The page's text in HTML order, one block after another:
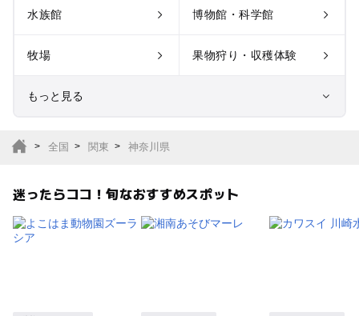
水族館 博物館・科学館
牧場 果物狩り・収穫体験
もっと見る
サファリパーク
植物園・フラワーパー
ク
全国 関東 神奈川県
迷ったらココ！旬なおすすめスポット